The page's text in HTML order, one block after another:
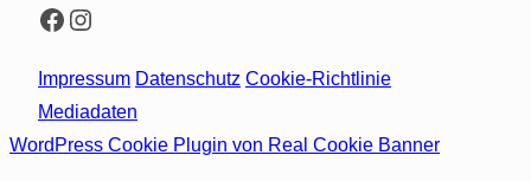
Facebook
Instagram
Impressum Datenschutz Cookie-Richtlinie
Mediadaten
WordPress Cookie Plugin von Real Cookie Banner